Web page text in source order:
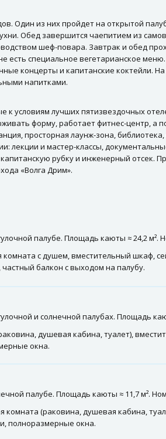
Один из них пройдет на открытой
Обед завершится чаепитием из
шеф-повара. Завтрак и обед
есть специальное вегетарианское
концерты и капитанские коктейли. На
напитками.
условиям лучших пятизвездочных
форму, работает фитнес-центр, а
просторная лаунж-зона,
лекции и мастер-классы,
рубку и инженерный отсек.
«Волга Дрим».
палубе. Площадь каюты ≈ 24,2 м².
комната с душем, вместительный шкаф,
балкон с выходом на палубу.
и солнечной палубах. Площадь
душевая кабина, туалет),
окна.
палубе. Площадь каюты ≈ 11,7 м².
комната (раковина, душевая кабина,
полноразмерные окна.